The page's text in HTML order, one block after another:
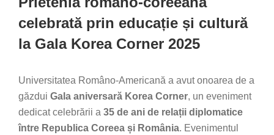
celebrată prin educație și cultură
la Gala Korea Corner 2025
Universitatea Româno-Americană a avut onoarea de a
găzdui Gala aniversară Korea Corner, un eveniment
dedicat celebrării a 35 de ani de relații diplomatice
între Republica Coreea și România. Evenimentul